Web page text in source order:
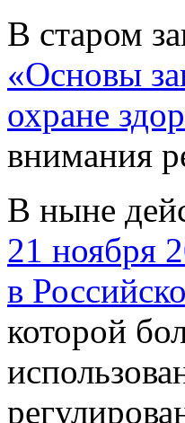
В старом
«Основы
охране
внимания
В ныне
21 ноября
в
которой